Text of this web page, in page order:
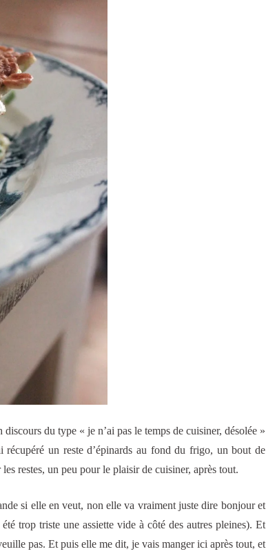
du type « je n’ai pas le temps de cuisiner, désolée »
un reste d’épinards au fond du frigo, un bout de
restes, un peu pour le plaisir de cuisiner, après tout.
si elle en veut, non elle va vraiment juste dire bonjour et
trop triste une assiette vide à côté des autres pleines). Et
pas. Et puis elle me dit, je vais manger ici après tout, et